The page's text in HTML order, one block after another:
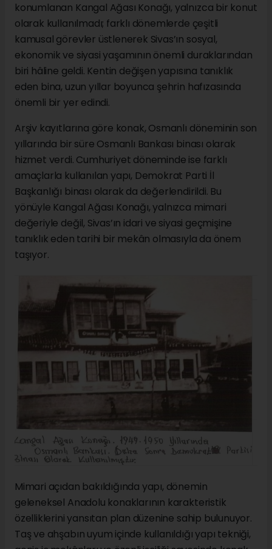
konumlanan Kangal Ağası Konağı, yalnızca bir konut
olarak kullanılmadı; farklı dönemlerde çeşitli
kamusal görevler üstlenerek Sivas’ın sosyal,
ekonomik ve siyasi yaşamının önemli duraklarından
biri hâline geldi. Kentin değişen yapısına tanıklık
eden bina, uzun yıllar boyunca şehrin hafızasında
önemli bir yer edindi.
Arşiv kayıtlarına göre konak, Osmanlı döneminin son
yıllarında bir süre Osmanlı Bankası binası olarak
hizmet verdi. Cumhuriyet döneminde ise farklı
amaçlarla kullanılan yapı, Demokrat Parti İl
Başkanlığı binası olarak da değerlendirildi. Bu
yönüyle Kangal Ağası Konağı, yalnızca mimari
değeriyle değil, Sivas’ın idari ve siyasi geçmişine
tanıklık eden tarihi bir mekân olmasıyla da önem
taşıyor.
Mimari açıdan bakıldığında yapı, dönemin
geleneksel Anadolu konaklarının karakteristik
özelliklerini yansıtan plan düzenine sahip bulunuyor.
Taş ve ahşabın uyum içinde kullanıldığı yapı tekniği,